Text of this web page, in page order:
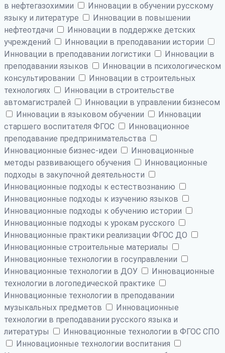
в нефтегазохимии
Инновации в обучении русскому
языку и литературе
Инновации в повышении
нефтеотдачи
Инновации в поддержке детских
учреждений
Инновации в преподавании истории
Инновации в преподавании логистики
Инновации в
преподавании языков
Инновации в психологическом
консультировании
Инновации в строительных
технологиях
Инновации в строительстве
автомагистралей
Инновации в управлении бизнесом
Инновации в языковом обучении
Инновации
старшего воспитателя ФГОС
Инновационное
преподавание предпринимательства
Инновационные бизнес-идеи
Инновационные
методы развивающего обучения
Инновационные
подходы в закупочной деятельности
Инновационные подходы к естествознанию
Инновационные подходы к изучению языков
Инновационные подходы к обучению истории
Инновационные подходы к урокам русского
Инновационные практики реализации ФГОС ДО
Инновационные строительные материалы
Инновационные технологии в госуправлении
Инновационные технологии в ДОУ
Инновационные
технологии в логопедической практике
Инновационные технологии в преподавании
музыкальных предметов
Инновационные
технологии в преподавании русского языка и
литературы
Инновационные технологии в ФГОС СПО
Инновационные технологии воспитания